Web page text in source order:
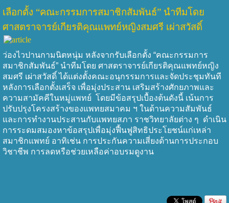
เลือกตั้ง “คณะกรรมการสมาชิกสัมพันธ์” นำทีมโดย
ศาสตราจารย์เกียรติคุณแพทย์หญิงสมศรี เผ่าสวัสดิ์
ว่องไวปานกามนิตหนุ่ม หลังจากรับเลือกตั้ง “คณะกรรมการ
สมาชิกสัมพันธ์”นำทีมโดย ศาสตราจารย์เกียรติคุณแพทย์หญิง
สมศรี เผ่าสวัสดิ์ ได้แต่งตั้งคณะอนุกรรมการและจัดประชุมทันที
หลังการเลือกตั้งเสร็จ เพื่อมุ่งประสาน เสริมสร้างศักยภาพและ
ความสามัคคีในหมู่แพทย์ โดยมีข้อสรุปเบื้องต้นดังนี้ เน้นการ
ปรับปรุงโครงสร้างของแพทยสมาคม ฯ ในด้านความสัมพันธ์
และการทำงานประสานกับแพทยสภา ราชวิทยาลัยต่าง ๆ ดำเนิน
การระดมสมองหาข้อสรุปเพื่อมุ่งฟื้นฟูสิทธิประโยชน์แก่เหล่า
สมาชิกแพทย์ อาทิเช่น การประกันความเสี่ยงด้านการประกอบ
วิชาชีพ การลดหรือช่วยเหลือค่าอบรมดูงาน